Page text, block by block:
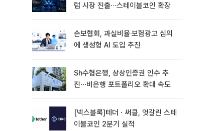
럽 시장 진출∙∙∙스테이블코인 확장
손보협회, 과실비율·보험광고 심의
에 생성형 AI 도입 추진
Sh수협은행, 상상인증권 인수 추
진⋯비은행 포트폴리오 확대 속도
[넥스블록]테더ㆍ써클, 엇갈린 스테
이블코인 2분기 실적